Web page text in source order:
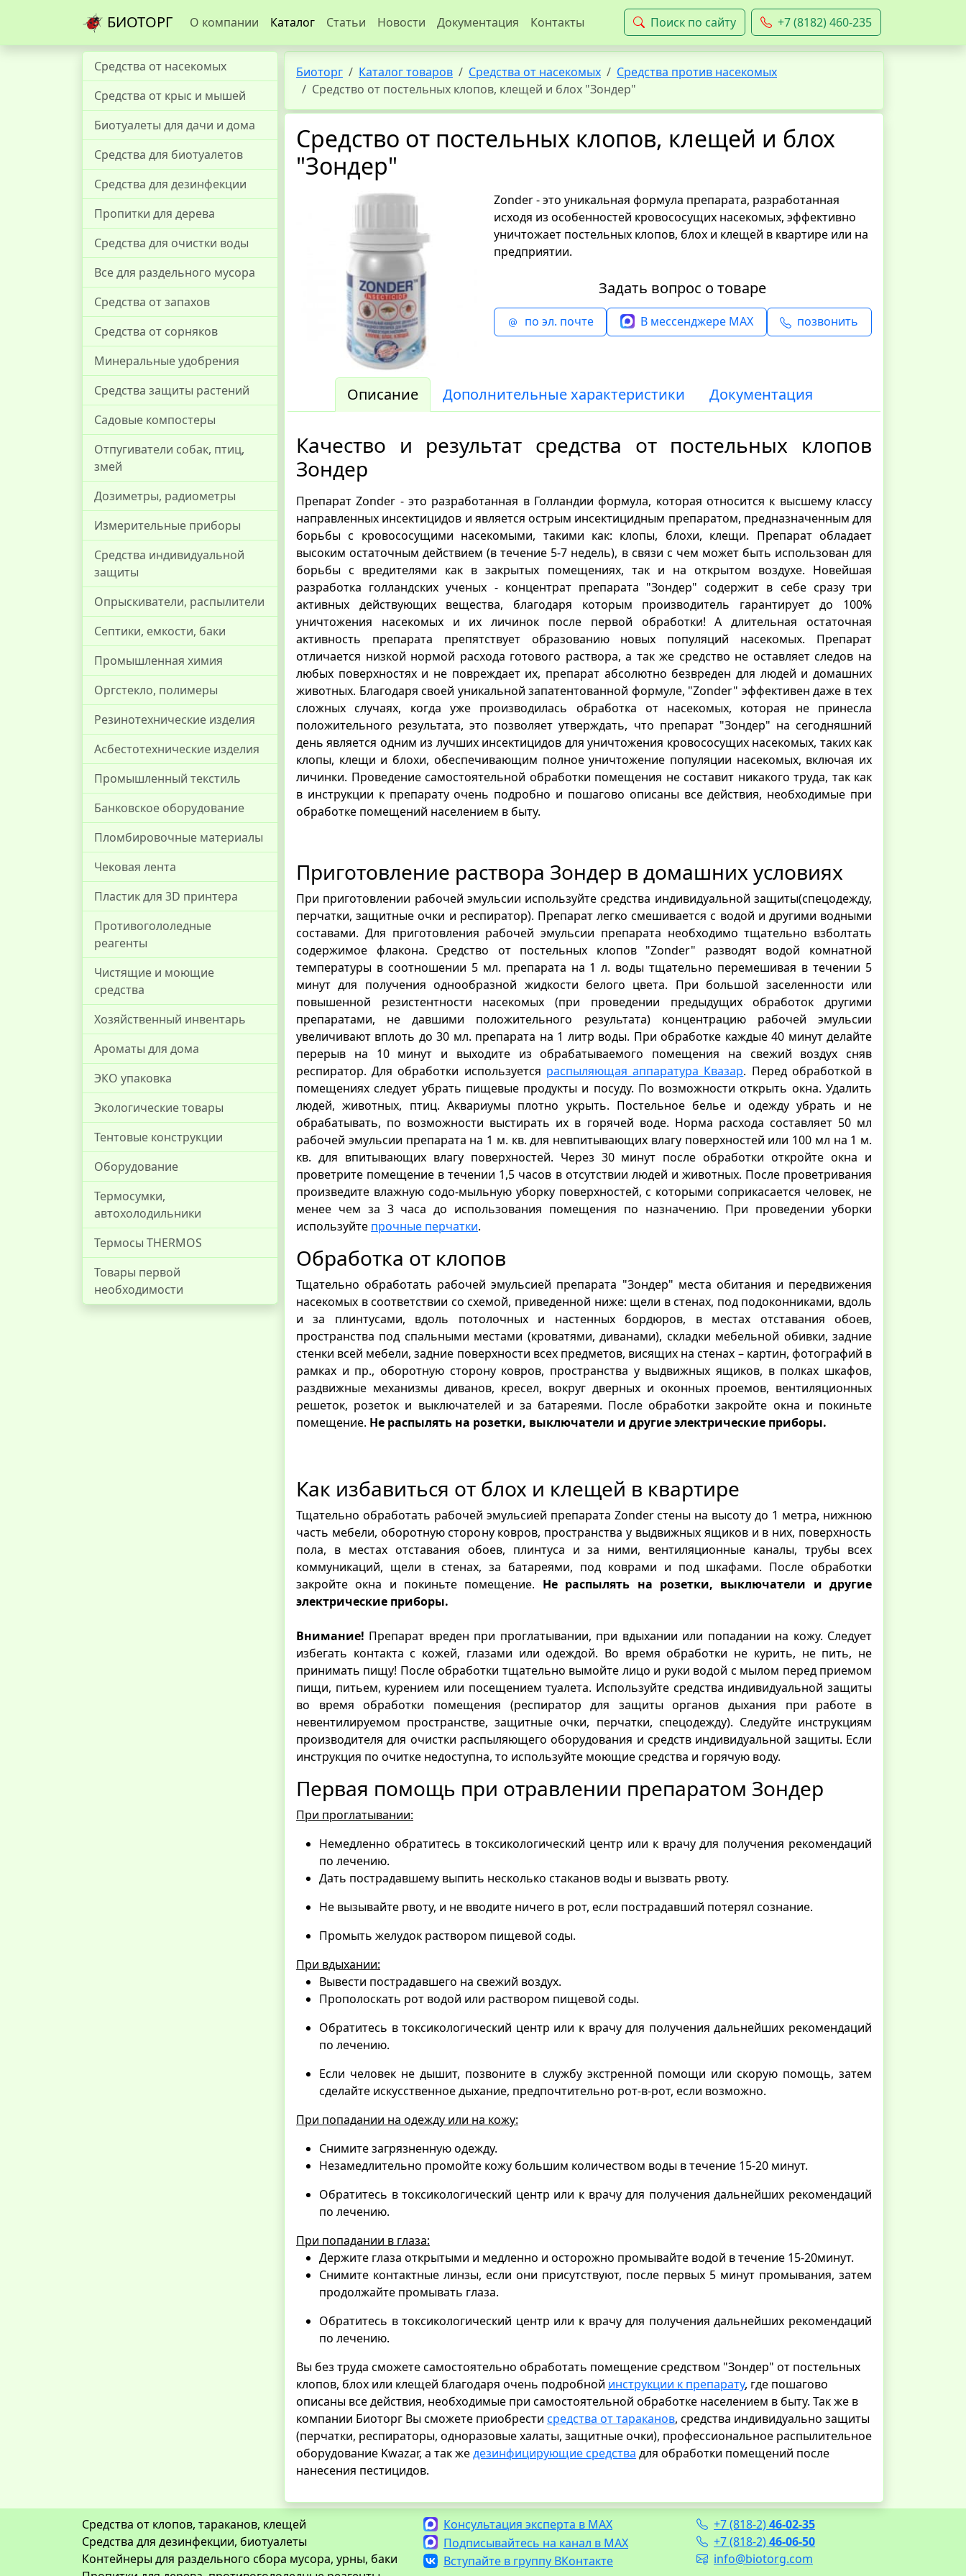
БИОТОРГ О компании Каталог Статьи Новости Документация Контакты Поиск по сайту +7 (8182) 460-235
Средства от насекомых
Средства от крыс и мышей
Биотуалеты для дачи и дома
Средства для биотуалетов
Средства для дезинфекции
Пропитки для дерева
Средства для очистки воды
Все для раздельного мусора
Средства от запахов
Средства от сорняков
Минеральные удобрения
Средства защиты растений
Садовые компостеры
Отпугиватели собак, птиц,
змей
Дозиметры, радиометры
Измерительные приборы
Средства индивидуальной
защиты
Опрыскиватели, распылители
Септики, емкости, баки
Промышленная химия
Оргстекло, полимеры
Резинотехнические изделия
Асбестотехнические изделия
Промышленный текстиль
Банковское оборудование
Пломбировочные материалы
Чековая лента
Пластик для 3D принтера
Противогололедные
реагенты
Чистящие и моющие
средства
Хозяйственный инвентарь
Ароматы для дома
ЭКО упаковка
Экологические товары
Тентовые конструкции
Оборудование
Термосумки,
автохолодильники
Термосы THERMOS
Товары первой
необходимости
Биоторг Каталог товаров Средства от насекомых
Средства против насекомых
Средство от постельных клопов, клещей и блох "Зондер"
Средство от постельных клопов, клещей и блох
"Зондер"
Zonder - это уникальная формула препарата, разработанная
исходя из особенностей кровососущих насекомых, эффективно
уничтожает постельных клопов, блох и клещей в квартире или на
предприятии.
Задать вопрос о товаре
по эл. почте В мессенджере MAX позвонить
Описание Дополнительные характеристики Документация
Качество и результат средства от постельных клопов
Зондер
Препарат Zonder - это разработанная в Голландии формула, которая относится к высшему классу
направленных инсектицидов и является острым инсектицидным препаратом, предназначенным для
борьбы с кровососущими насекомыми, такими как: клопы, блохи, клещи. Препарат обладает
высоким остаточным действием (в течение 5-7 недель), в связи с чем может быть использован для
борьбы с вредителями как в закрытых помещениях, так и на открытом воздухе. Новейшая
разработка голландских ученых - концентрат препарата "Зондер" содержит в себе сразу три
активных действующих вещества, благодаря которым производитель гарантирует до 100%
уничтожения насекомых и их личинок после первой обработки! А длительная остаточная
активность препарата препятствует образованию новых популяций насекомых. Препарат
отличается низкой нормой расхода готового раствора, а так же средство не оставляет следов на
любых поверхностях и не повреждает их, препарат абсолютно безвреден для людей и домашних
животных. Благодаря своей уникальной запатентованной формуле, "Zonder" эффективен даже в тех
сложных случаях, когда уже производилась обработка от насекомых, которая не принесла
положительного результата, это позволяет утверждать, что препарат "Зондер" на сегодняшний
день является одним из лучших инсектицидов для уничтожения кровососущих насекомых, таких как
клопы, клещи и блохи, обеспечивающим полное уничтожение популяции насекомых, включая их
личинки. Проведение самостоятельной обработки помещения не составит никакого труда, так как
в инструкции к препарату очень подробно и пошагово описаны все действия, необходимые при
обработке помещений населением в быту.
Приготовление раствора Зондер в домашних условиях
При приготовлении рабочей эмульсии используйте средства индивидуальной защиты(спецодежду,
перчатки, защитные очки и респиратор). Препарат легко смешивается с водой и другими водными
составами. Для приготовления рабочей эмульсии препарата необходимо тщательно взболтать
содержимое флакона. Средство от постельных клопов "Zonder" разводят водой комнатной
температуры в соотношении 5 мл. препарата на 1 л. воды тщательно перемешивая в течении 5
минут для получения однообразной жидкости белого цвета. При большой заселенности или
повышенной резистентности насекомых (при проведении предыдущих обработок другими
препаратами, не давшими положительного результата) концентрацию рабочей эмульсии
увеличивают вплоть до 30 мл. препарата на 1 литр воды. При обработке каждые 40 минут делайте
перерыв на 10 минут и выходите из обрабатываемого помещения на свежий воздух сняв
респиратор. Для обработки используется распыляющая аппаратура Квазар. Перед обработкой в
помещениях следует убрать пищевые продукты и посуду. По возможности открыть окна. Удалить
людей, животных, птиц. Аквариумы плотно укрыть. Постельное белье и одежду убрать и не
обрабатывать, по возможности выстирать их в горячей воде. Норма расхода составляет 50 мл
рабочей эмульсии препарата на 1 м. кв. для невпитывающих влагу поверхностей или 100 мл на 1 м.
кв. для впитывающих влагу поверхностей. Через 30 минут после обработки откройте окна и
проветрите помещение в течении 1,5 часов в отсутствии людей и животных. После проветривания
произведите влажную содо-мыльную уборку поверхностей, с которыми соприкасается человек, не
менее чем за 3 часа до использования помещения по назначению. При проведении уборки
используйте прочные перчатки.
Обработка от клопов
Тщательно обработать рабочей эмульсией препарата "Зондер" места обитания и передвижения
насекомых в соответствии со схемой, приведенной ниже: щели в стенах, под подоконниками, вдоль
и за плинтусами, вдоль потолочных и настенных бордюров, в местах отставания обоев,
пространства под спальными местами (кроватями, диванами), складки мебельной обивки, задние
стенки всей мебели, задние поверхности всех предметов, висящих на стенах – картин, фотографий в
рамках и пр., оборотную сторону ковров, пространства у выдвижных ящиков, в полках шкафов,
раздвижные механизмы диванов, кресел, вокруг дверных и оконных проемов, вентиляционных
решеток, розеток и выключателей и за батареями. После обработки закройте окна и покиньте
помещение. Не распылять на розетки, выключатели и другие электрические приборы.
Как избавиться от блох и клещей в квартире
Тщательно обработать рабочей эмульсией препарата Zonder стены на высоту до 1 метра, нижнюю
часть мебели, оборотную сторону ковров, пространства у выдвижных ящиков и в них, поверхность
пола, в местах отставания обоев, плинтуса и за ними, вентиляционные каналы, трубы всех
коммуникаций, щели в стенах, за батареями, под коврами и под шкафами. После обработки
закройте окна и покиньте помещение. Не распылять на розетки, выключатели и другие
электрические приборы.
Внимание! Препарат вреден при проглатывании, при вдыхании или попадании на кожу. Следует
избегать контакта с кожей, глазами или одеждой. Во время обработки не курить, не пить, не
принимать пищу! После обработки тщательно вымойте лицо и руки водой с мылом перед приемом
пищи, питьем, курением или посещением туалета. Используйте средства индивидуальной защиты
во время обработки помещения (респиратор для защиты органов дыхания при работе в
невентилируемом пространстве, защитные очки, перчатки, спецодежду). Следуйте инструкциям
производителя для очистки распыляющего оборудования и средств индивидуальной защиты. Если
инструкция по очитке недоступна, то используйте моющие средства и горячую воду.
Первая помощь при отравлении препаратом Зондер
При проглатывании:
Немедленно обратитесь в токсикологический центр или к врачу для получения рекомендаций
по лечению.
Дать пострадавшему выпить несколько стаканов воды и вызвать рвоту.
Не вызывайте рвоту, и не вводите ничего в рот, если пострадавший потерял сознание.
Промыть желудок раствором пищевой соды.
При вдыхании:
Вывести пострадавшего на свежий воздух.
Прополоскать рот водой или раствором пищевой соды.
Обратитесь в токсикологический центр или к врачу для получения дальнейших рекомендаций
по лечению.
Если человек не дышит, позвоните в службу экстренной помощи или скорую помощь, затем
сделайте искусственное дыхание, предпочтительно рот-в-рот, если возможно.
При попадании на одежду или на кожу:
Снимите загрязненную одежду.
Незамедлительно промойте кожу большим количеством воды в течение 15-20 минут.
Обратитесь в токсикологический центр или к врачу для получения дальнейших рекомендаций
по лечению.
При попадании в глаза:
Держите глаза открытыми и медленно и осторожно промывайте водой в течение 15-20минут.
Снимите контактные линзы, если они присутствуют, после первых 5 минут промывания, затем
продолжайте промывать глаза.
Обратитесь в токсикологический центр или к врачу для получения дальнейших рекомендаций
по лечению.
Вы без труда сможете самостоятельно обработать помещение средством "Зондер" от постельных
клопов, блох или клещей благодаря очень подробной инструкции к препарату, где пошагово
описаны все действия, необходимые при самостоятельной обработке населением в быту. Так же в
компании Биоторг Вы сможете приобрести средства от тараканов, средства индивидуально защиты
(перчатки, респираторы, одноразовые халаты, защитные очки), профессиональное распылительное
оборудование Kwazar, а так жедезинфицирующие средства для обработки помещений после
нанесения пестицидов.
Средства от клопов, тараканов, клещей
Средства для дезинфекции, биотуалеты
Контейнеры для раздельного сбора мусора, урны, баки
Консультация эксперта в MAX
Подписывайтесь на канал в MAX
Вступайте в группу ВКонтакте
+7 (818-2)46-02-35
+7 (818-2)46-06-50
info@biotorg.com